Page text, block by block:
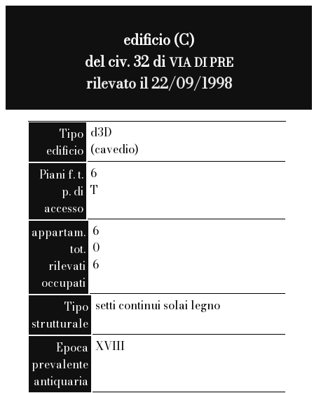
edificio (C)
del civ. 32 diVIA DI PRE
rilevato il 22/09/1998
Tipo
edificio
d3D
(cavedio)
Piani f. t.
p. di
accesso
6
T
appartam.
tot.
rilevati
occupati
6
0
6
Tipo
strutturale
setti continui solai legno
Epoca
prevalente
antiquaria
XVIII